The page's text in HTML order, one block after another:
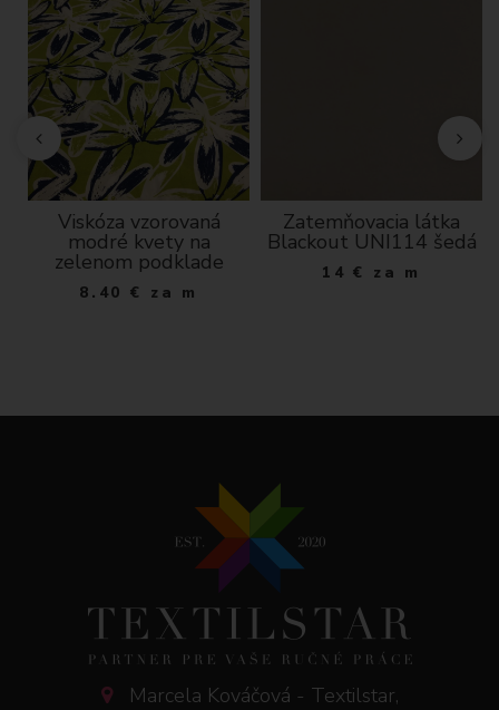
Viskóza vzorovaná
modré kvety na
zelenom podklade
8.40 € za m
Zatemňovacia látka
Blackout UNI114 šedá
14 € za m
Marcela Kováčová - Textilstar,